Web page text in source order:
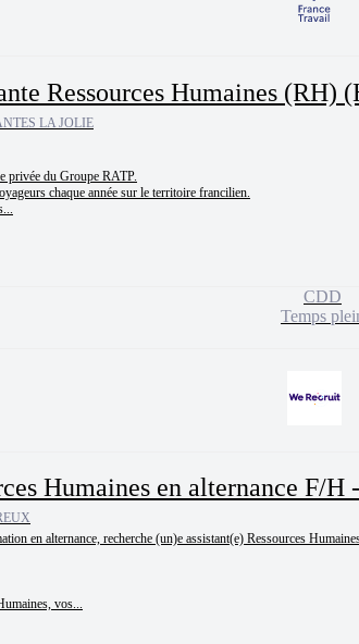
Ressources Humaines (RH)
LA JOLIE
privée du Groupe RATP.
chaque année sur le territoire francilien.
CDD
Temps
Humaines en alternance F/
en alternance, recherche (un)e assistant(e) Ressources
vos...